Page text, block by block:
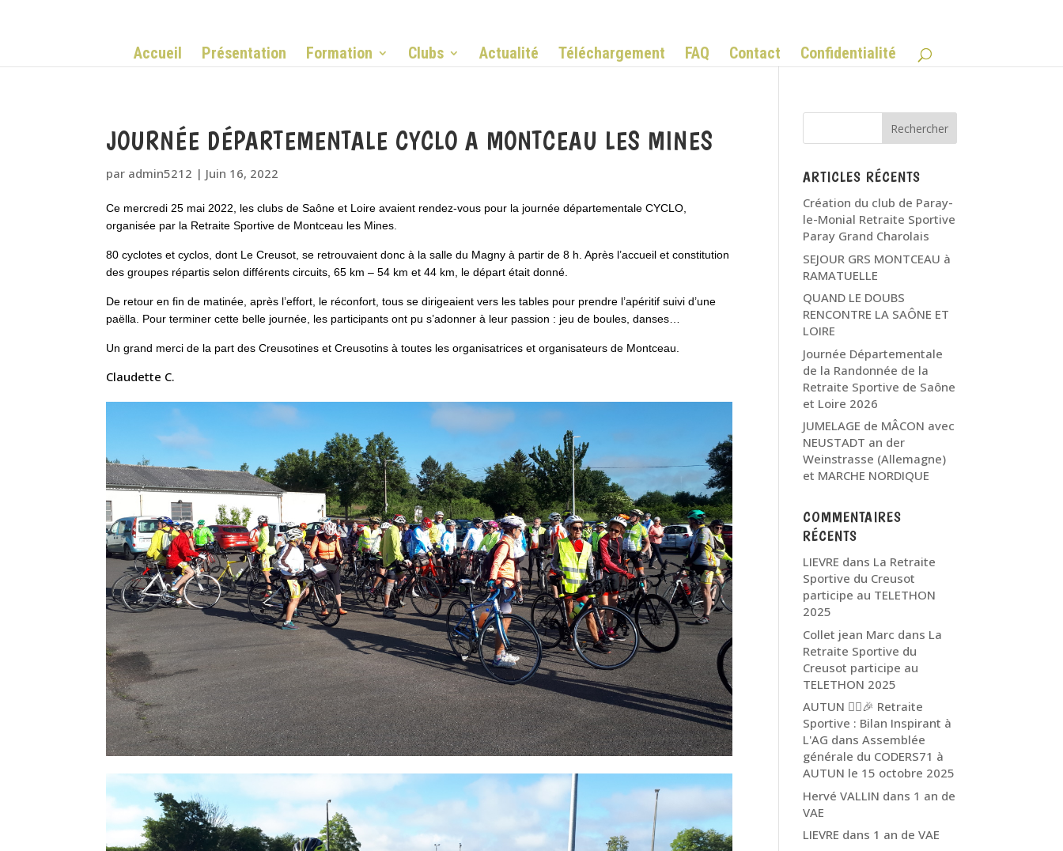
Accueil Présentation Formation Clubs Actualité Téléchargement FAQ Contact Confidentialité
JOURNÉE DÉPARTEMENTALE CYCLO A MONTCEAU LES MINES
par admin5212 | Juin 16, 2022
Ce mercredi 25 mai 2022, les clubs de Saône et Loire avaient rendez-vous pour la journée départementale CYCLO,
organisée par la Retraite Sportive de Montceau les Mines.
80 cyclotes et cyclos, dont Le Creusot, se retrouvaient donc à la salle du Magny à partir de 8 h. Après l’accueil et constitution
des groupes répartis selon différents circuits, 65 km – 54 km et 44 km, le départ était donné.
De retour en fin de matinée, après l’effort, le réconfort, tous se dirigeaient vers les tables pour prendre l’apéritif suivi d’une
paëlla. Pour terminer cette belle journée, les participants ont pu s’adonner à leur passion : jeu de boules, danses…
Un grand merci de la part des Creusotines et Creusotins à toutes les organisatrices et organisateurs de Montceau.
Claudette C.
ARTICLES RÉCENTS
Création du club de Paray-
le-Monial Retraite Sportive
Paray Grand Charolais
SEJOUR GRS MONTCEAU à
RAMATUELLE
QUAND LE DOUBS
RENCONTRE LA SAÔNE ET
LOIRE
Journée Départementale
de la Randonnée de la
Retraite Sportive de Saône
et Loire 2026
JUMELAGE de MÂCON avec
NEUSTADT an der
Weinstrasse (Allemagne)
et MARCHE NORDIQUE
COMMENTAIRES
RÉCENTS
LIEVRE dans La Retraite
Sportive du Creusot
participe au TELETHON
2025
Collet jean Marc dans La
Retraite Sportive du
Creusot participe au
TELETHON 2025
AUTUN 🏃‍♂️🎉 Retraite
Sportive : Bilan Inspirant à
L'AG dansAssemblée
générale du CODERS71 à
AUTUN le 15 octobre 2025
Hervé VALLIN dans 1 an de
VAE
LIEVRE dans 1 an de VAE